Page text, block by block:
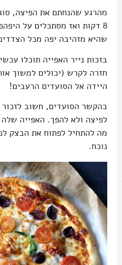
מהרגע שהנחתם את הפיצה,
8 דקות ואז מסתכלים על
שהיא מזהיבה יפה מכל
בזכות נייר האפייה תוכלו
חזרה לקרש (יכולים למשוך
היידה אל הסועדים הרעבים!
בהקשר הסועדים, חשוב
לפיצה ולא להפך. האפייה שלה
מה להתחיל לפתוח את הבצק
נוכח.